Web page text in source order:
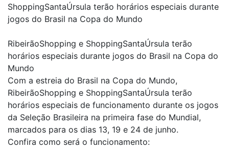
ShoppingSantaÚrsula terão horários especiais durante
jogos do Brasil na Copa do Mundo
RibeirãoShopping e ShoppingSantaÚrsula terão
horários especiais durante jogos do Brasil na Copa do
Mundo
Com a estreia do Brasil na Copa do Mundo,
RibeirãoShopping e ShoppingSantaÚrsula terão
horários especiais de funcionamento durante os jogos
da Seleção Brasileira na primeira fase do Mundial,
marcados para os dias 13, 19 e 24 de junho.
Confira como será o funcionamento: